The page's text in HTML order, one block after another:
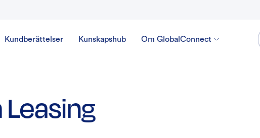
Kundberättelser Kunskapshub Om GlobalConnect